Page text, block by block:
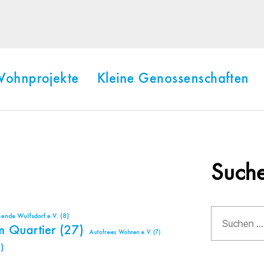
Kleine Genossenschaften
Wulfsdorf e.V. (8)
Quartier(27) Autofreies Wohnen e.V. (7)
nach: